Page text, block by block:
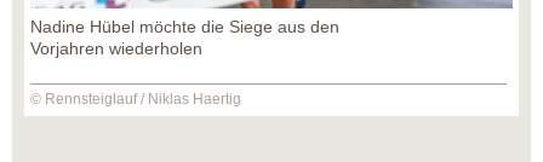
Nadine Hübel möchte die Siege aus den
Vorjahren wiederholen
© Rennsteiglauf / Niklas Haertig